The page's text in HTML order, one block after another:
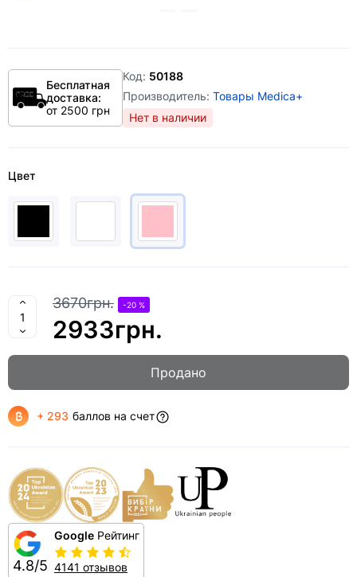
Бесплатная
доставка:
от 2500 грн
Код: 50188
Производитель: Товары Medica+
Нет в наличии
Цвет
3670грн. -20 %
2933грн.
Продано
+ 293 баллов на счет
4.8/5
Google Рейтинг
4141 отзывов